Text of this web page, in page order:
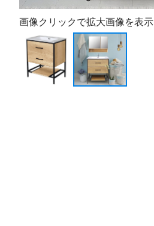
画像クリックで拡大画像を表示